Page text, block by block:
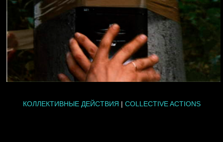
КОЛЛЕКТИВНЫЕ ДЕЙСТВИЯ | COLLECTIVE ACTIONS